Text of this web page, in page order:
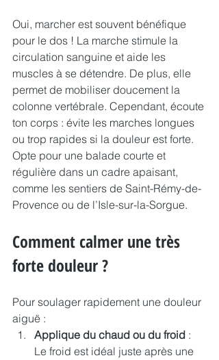
Oui, marcher est souvent bénéfique
pour le dos ! La marche stimule la
circulation sanguine et aide les
muscles à se détendre. De plus, elle
permet de mobiliser doucement la
colonne vertébrale. Cependant, écoute
ton corps : évite les marches longues
ou trop rapides si la douleur est forte.
Opte pour une balade courte et
régulière dans un cadre apaisant,
comme les sentiers de Saint-Rémy-de-
Provence ou de l’Isle-sur-la-Sorgue.
Comment calmer une très
forte douleur ?
Pour soulager rapidement une douleur
aiguë :
Applique du chaud ou du froid :
Le froid est idéal juste après une